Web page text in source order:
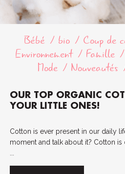
Bébé bio Coup de
Environnement
Famille
Mode
Nouveautés
OUR TOP ORGANIC
YOUR LITTLE ONES!
Cotton is ever present in our daily
moment and talk about it? Cotton is